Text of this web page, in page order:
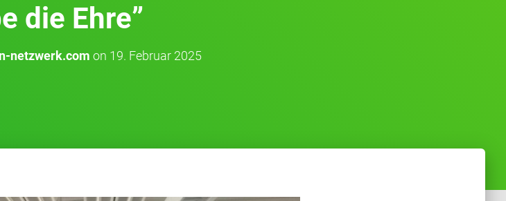
die Ehre”
netzwerk.com on 19. Februar 2025